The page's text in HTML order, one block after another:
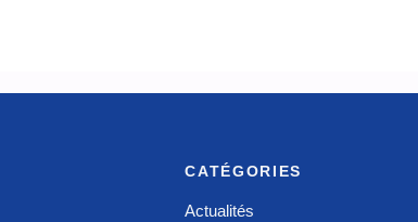
CATÉGORIES
Actualités